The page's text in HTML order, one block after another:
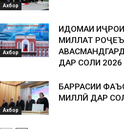
Ахбор
Ахбор
ИДОМАИ
МИЛЛАТ
ДАР СОЛИ 2026
Ахбор
БАРРАСИИ
МИЛЛӢ ДАР